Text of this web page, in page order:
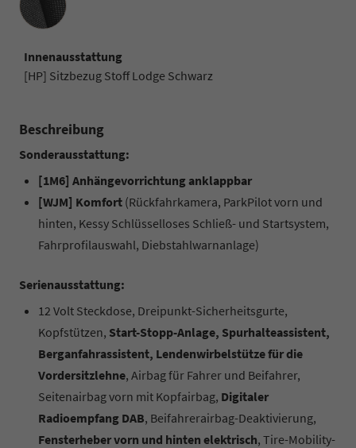
Innenausstattung
[HP] Sitzbezug Stoff Lodge Schwarz
Beschreibung
Sonderausstattung:
[1M6] Anhängevorrichtung anklappbar
[WJM] Komfort (Rückfahrkamera, ParkPilot vorn und
hinten, Kessy Schlüsselloses Schließ- und Startsystem,
Fahrprofilauswahl, Diebstahlwarnanlage)
Serienausstattung:
12 Volt Steckdose, Dreipunkt-Sicherheitsgurte,
Kopfstützen, Start-Stopp-Anlage, Spurhalteassistent,
Berganfahrassistent, Lendenwirbelstütze für die
Vordersitzlehne, Airbag für Fahrer und Beifahrer,
Seitenairbag vorn mit Kopfairbag, Digitaler
Radioempfang DAB, Beifahrerairbag-Deaktivierung,
Fensterheber vorn und hinten elektrisch, Tire-Mobility-